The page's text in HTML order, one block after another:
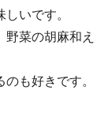
いです。
菜の胡麻和え
も好きです。